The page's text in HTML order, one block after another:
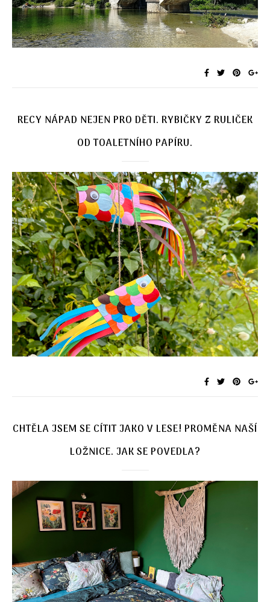
RECY NÁPAD NEJEN PRO DĚTI. RYBIČKY Z RULIČEK
OD TOALETNÍHO PAPÍRU.
CHTĚLA JSEM SE CÍTIT JAKO V LESE! PROMĚNA NAŠÍ
LOŽNICE. JAK SE POVEDLA?